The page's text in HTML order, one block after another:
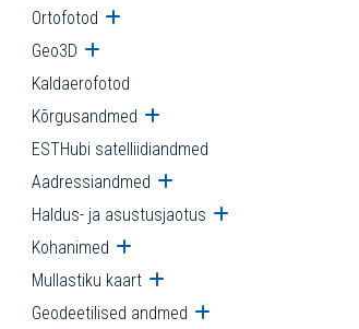
Ortofotod Ava alammenüü
Geo3D Ava alammenüü
Kaldaerofotod
Kõrgusandmed Ava alammenüü
ESTHubi satelliidiandmed
Aadressiandmed Ava alammenüü
Haldus- ja asustusjaotus Ava alammenüü
Kohanimed Ava alammenüü
Mullastiku kaart Ava alammenüü
Geodeetilised andmed Ava alammenüü